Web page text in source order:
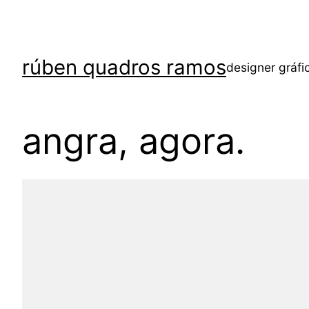
rúben quadros ramosdesigner
angra, agora.